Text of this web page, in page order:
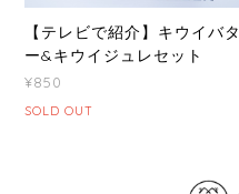
【テレビで紹介】キウイバタ
ー&キウイジュレセット
¥850
SOLD OUT